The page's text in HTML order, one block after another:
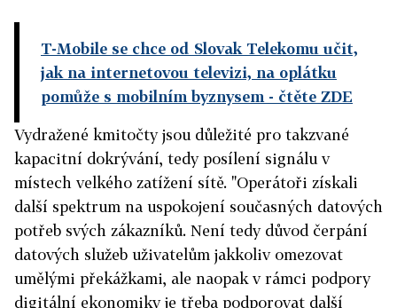
T-Mobile se chce od Slovak Telekomu učit,
jak na internetovou televizi, na oplátku
pomůže s mobilním byznysem - čtěte ZDE
Vydražené kmitočty jsou důležité pro takzvané
kapacitní dokrývání, tedy posílení signálu v
místech velkého zatížení sítě. "Operátoři získali
další spektrum na uspokojení současných datových
potřeb svých zákazníků. Není tedy důvod čerpání
datových služeb uživatelům jakkoliv omezovat
umělými překážkami, ale naopak v rámci podpory
digitální ekonomiky je třeba podporovat další